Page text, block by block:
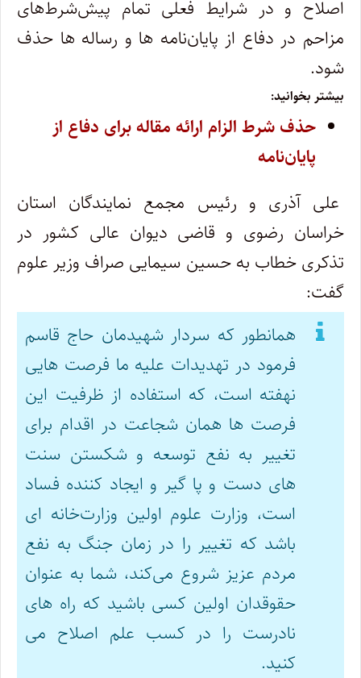
اصلاح و در شرایط فعلی تمام پیش‌شرط‌های
مزاحم در دفاع از پایان‌نامه ها و رساله ها حذف
شود.
بیشتر بخوانید:
حذف شرط الزام ارائه مقاله برای دفاع از
پایان‌نامه
علی آذری و رئیس مجمع نمایندگان استان
خراسان رضوی و قاضی دیوان عالی کشور در
تذکری خطاب به حسین سیمایی صراف وزیر علوم
گفت:
همانطور که سردار شهیدمان حاج قاسم
فرمود در تهدیدات علیه ما فرصت هایی
نهفته است، که استفاده از ظرفیت این
فرصت ها همان شجاعت در اقدام برای
تغییر به نفع توسعه و شکستن سنت
های دست و پا گیر و ایجاد کننده فساد
است، وزارت علوم اولین وزارت‌خانه ای
باشد که تغییر را در زمان جنگ به نفع
مردم عزیز شروع می‌کند، شما به عنوان
حقوقدان اولین کسی باشید که راه های
نادرست را در کسب علم اصلاح می
کنید.